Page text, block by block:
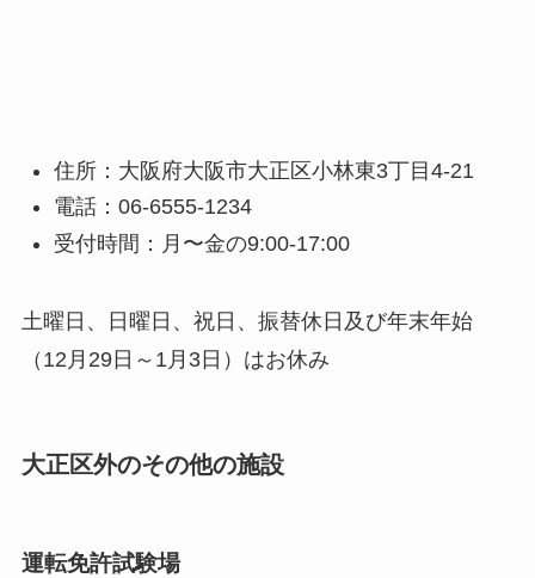
住所：大阪府大阪市大正区小林東3丁目4-21
電話：06-6555-1234
受付時間：月〜金の9:00-17:00
土曜日、日曜日、祝日、振替休日及び年末年始
（12月29日～1月3日）はお休み
大正区外のその他の施設
運転免許試験場